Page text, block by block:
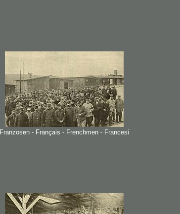
Franzosen - Français - Frenchmen - Francesi